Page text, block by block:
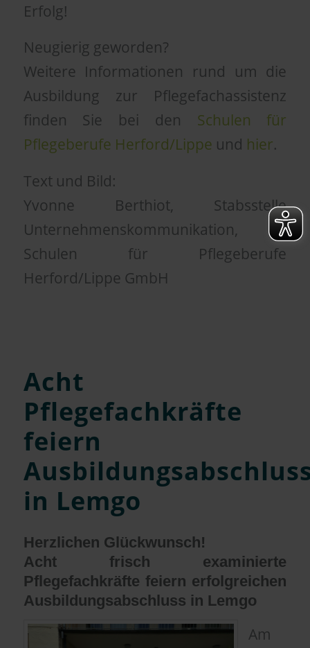
Erfolg!
Neugierig geworden?
Weitere Informationen rund um die
Ausbildung zur Pflegefachassistenz
finden Sie bei den Schulen für
Pflegeberufe Herford/Lippe und hier.
Text und Bild:
Yvonne Berthiot, Stabsstelle
Unternehmenskommunikation,
Schulen für Pflegeberufe
Herford/Lippe GmbH
Acht
Pflegefachkräfte
feiern
in Lemgo
Herzlichen Glückwunsch!
Acht frisch examinierte
Pflegefachkräfte feiern erfolgreichen
Ausbildungsabschluss in Lemgo
Am